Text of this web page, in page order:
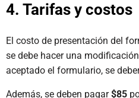
4. Tarifas y costos
El costo de presentación del
se debe hacer una
aceptado el formulario, se
Además, se deben pagar$85